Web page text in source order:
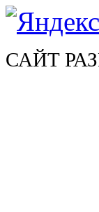
САЙТ